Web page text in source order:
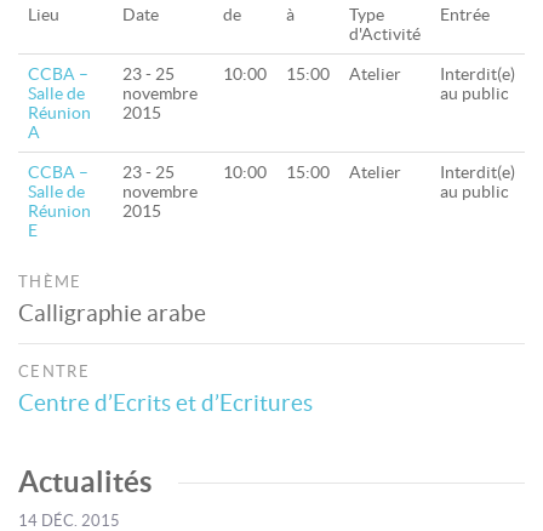
Lieu Date de à
Type
d'Activité
Entrée
CCBA –
Salle de
Réunion
A
23 - 25
novembre
2015
10:00 15:00 Atelier
Interdit(e)
au public
CCBA –
Salle de
Réunion
E
23 - 25
novembre
2015
10:00 15:00 Atelier
Interdit(e)
au public
THÈME
Calligraphie arabe
CENTRE
Centre d’Ecrits et d’Ecritures
Actualités
14 DÉC. 2015